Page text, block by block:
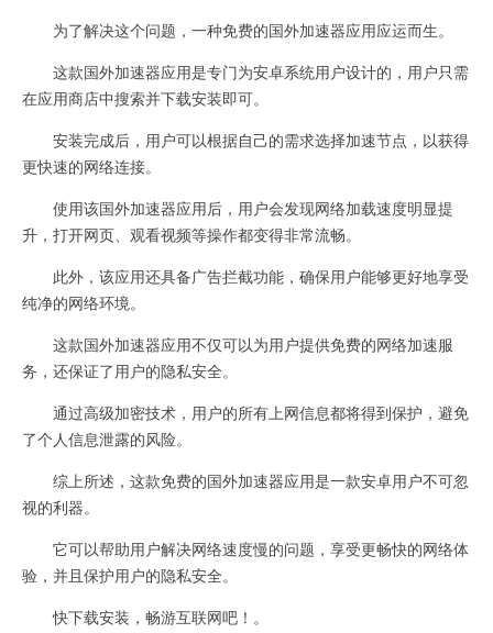
为了解决这个问题，一种免费的国外加速器应用应运而生。
这款国外加速器应用是专门为安卓系统用户设计的，用户只需
在应用商店中搜索并下载安装即可。
安装完成后，用户可以根据自己的需求选择加速节点，以获得
更快速的网络连接。
使用该国外加速器应用后，用户会发现网络加载速度明显提
升，打开网页、观看视频等操作都变得非常流畅。
此外，该应用还具备广告拦截功能，确保用户能够更好地享受
纯净的网络环境。
这款国外加速器应用不仅可以为用户提供免费的网络加速服
务，还保证了用户的隐私安全。
通过高级加密技术，用户的所有上网信息都将得到保护，避免
了个人信息泄露的风险。
综上所述，这款免费的国外加速器应用是一款安卓用户不可忽
视的利器。
它可以帮助用户解决网络速度慢的问题，享受更畅快的网络体
验，并且保护用户的隐私安全。
快下载安装，畅游互联网吧！。